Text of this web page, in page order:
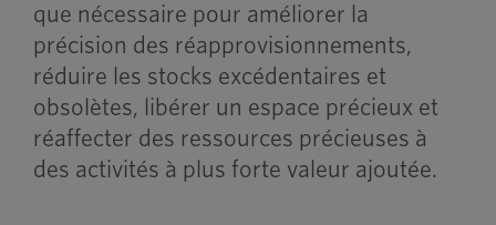
que nécessaire pour améliorer la
précision des réapprovisionnements,
réduire les stocks excédentaires et
obsolètes, libérer un espace précieux et
réaffecter des ressources précieuses à
des activités à plus forte valeur ajoutée.